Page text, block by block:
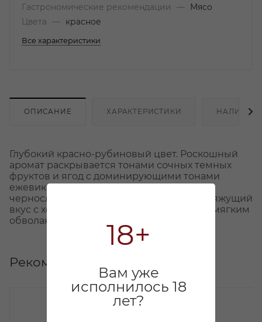
18+
Вам уже
исполнилось 18
лет?
Гастрономические рекомендации
—
Мясо
Цвета
— красное
Все характеристики
ОПИСАНИЕ ХАРАКТЕРИСТИКИ НАЛИЧИЕ
Глубокий красно-рубиновый цвет. Роскошный
аромат раскрывается тонами сочных темных
фруктов и ягод с доминирующими тонами
ежевики, черной шелковицы, вишни и
чернослива. Плотный, округлый, слегка вяжущий
вкус с хорошим балансом кислотности и мягким
обволакивающим послевкусием.
Рекомендуем